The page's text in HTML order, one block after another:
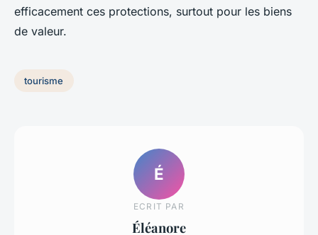
efficacement ces protections, surtout pour les biens
de valeur.
tourisme
É
ECRIT PAR
Éléanore